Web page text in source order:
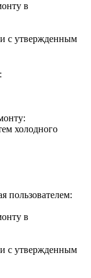
в
с утвержденным
холодного
пользователем:
в
с утвержденным